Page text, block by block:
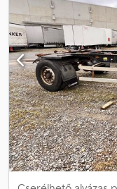
Emelési magasság:
Számos alváz és
TELEFONÁLJON - NE
NÉMETORSZÁGBAN
EGYEZTETÉSSEL